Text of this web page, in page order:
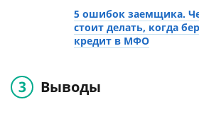
5 ошибок заемщика.
стоит делать, когда
кредит в МФО
Выводы